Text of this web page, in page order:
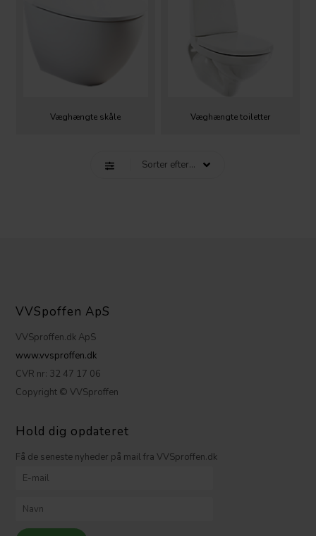
Væghængte skåle Væghængte toiletter
VVSpoffen ApS
VVSproffen.dk ApS
www.vvsproffen.dk
CVR nr: 32 47 17 06
Copyright © VVSproffen
Hold dig opdateret
Få de seneste nyheder på mail fra VVSproffen.dk